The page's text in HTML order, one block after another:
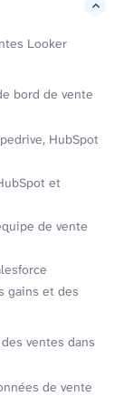
Looker
bord de vente
HubSpot
et
de vente
gains et des
ventes dans
de vente